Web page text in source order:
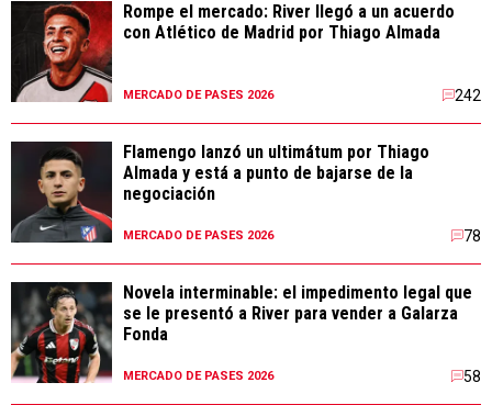
Rompe el mercado: River llegó a un acuerdo
con Atlético de Madrid por Thiago Almada
MERCADO DE PASES 2026 242
Flamengo lanzó un ultimátum por Thiago
Almada y está a punto de bajarse de la
negociación
MERCADO DE PASES 2026 78
Novela interminable: el impedimento legal que
se le presentó a River para vender a Galarza
Fonda
MERCADO DE PASES 2026 58